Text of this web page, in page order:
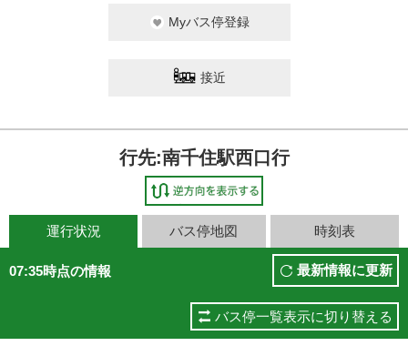
Myバス停登録
接近
行先:南千住駅西口行
運行状況 バス停地図 時刻表
07:35時点の情報 最新情報に更新
バス停一覧表示に切り替える